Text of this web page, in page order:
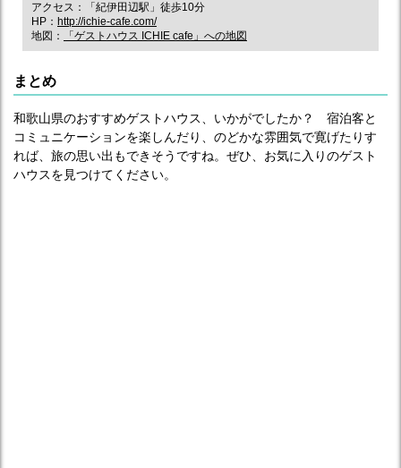
アクセス：「紀伊田辺駅」徒歩10分
HP： http://ichie-cafe.com/
地図：
「ゲストハウス ICHIE cafe」への地図
まとめ
和歌山県のおすすめゲストハウス、いかがでしたか？ 宿泊客と
コミュニケーションを楽しんだり、のどかな雰囲気で寛げたりす
れば、旅の思い出もできそうですね。ぜひ、お気に入りのゲスト
ハウスを見つけてください。